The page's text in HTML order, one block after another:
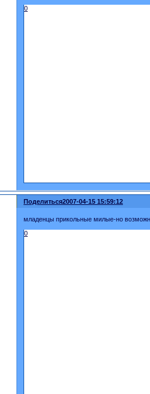
0
Поделиться2007-04-15 15:59:12
младенцы прикольные милые-но
0